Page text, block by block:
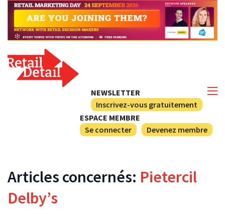
NEWSLETTER
Inscrivez-vous gratuitement
ESPACE MEMBRE
Se connecter
Devenez membre
Articles concernés: Pietercil
Delby’s